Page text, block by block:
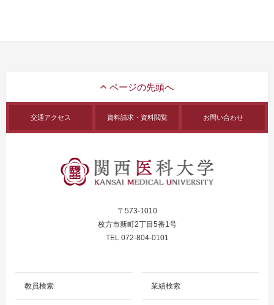
交通アクセス 資料請求・資料閲覧 お問い合わせ
〒573-1010
枚方市新町2丁目5番1号
TEL 072-804-0101
教員検索 業績検索